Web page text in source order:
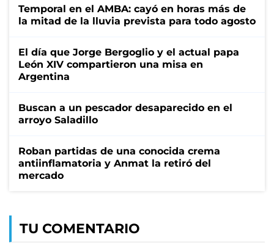
Temporal en el AMBA: cayó en horas más de
la mitad de la lluvia prevista para todo agosto
El día que Jorge Bergoglio y el actual papa
León XIV compartieron una misa en
Argentina
Buscan a un pescador desaparecido en el
arroyo Saladillo
Roban partidas de una conocida crema
antiinflamatoria y Anmat la retiró del
mercado
TU COMENTARIO